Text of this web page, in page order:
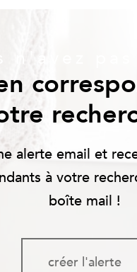
alerte email et
à votre
boîte mail !
créer l'alerte